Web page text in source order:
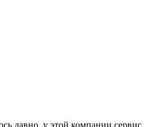
давно, у этой компании сервис